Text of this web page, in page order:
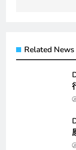
Related News